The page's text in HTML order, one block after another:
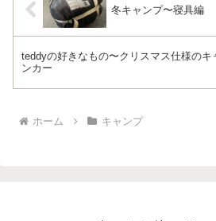
冬キャンプ〜寝具編
teddyの好きなもの〜クリスマス仕様のキ
ンカー
ホーム キャンプ